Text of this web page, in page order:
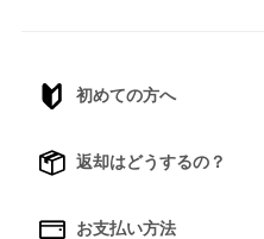
初めての方へ
返却はどうするの？
お支払い方法